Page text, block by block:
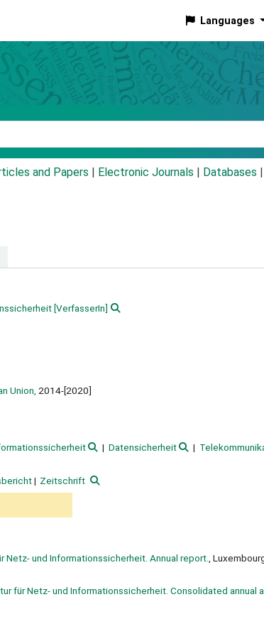
Languages
and Papers Electronic Journals Databases
[VerfasserIn]
Union, 2014-[2020]
Datensicherheit
Zeitschrift
Netz- und Informationssicherheit. Annual report. ,
für Netz- und Informationssicherheit. Consolidated annual